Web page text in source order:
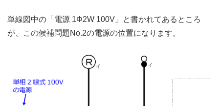
単線図中の「電源 1Φ2W 100V」と書かれてあるところ
が、この候補問題No.2の電源の位置になります。